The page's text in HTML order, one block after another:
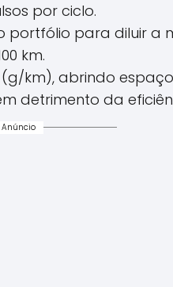
por ciclo.
portfólio para diluir a
km.
km), abrindo
detrimento da
Anúncio